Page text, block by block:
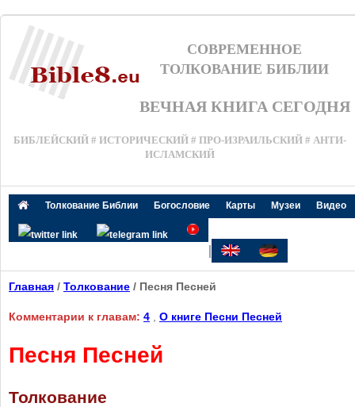
СОВРЕМЕННОЕ
ТОЛКОВАНИЕ БИБЛИИ
ВЕЧНАЯ КНИГА СЕГОДНЯ
БИБЛЕЙСКИЙ # ИСТОРИЧЕСКИЙ # ПРО-ИЗРАИЛЬСКИЙ # АНТИ-
ИСЛАМСКИЙ
Толкование Библии Богословие Карты Музеи Видео
|
Главная / Толкование / Песня Песней
Комментарии к главам: 4 О книге Песни Песней
Песня Песней
Толкование